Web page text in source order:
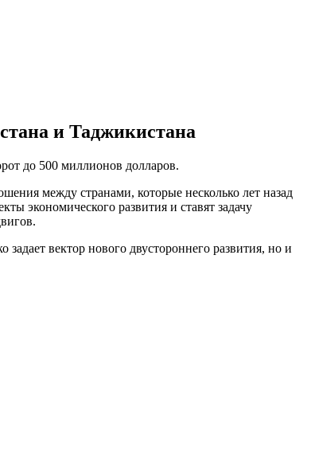
и Таджикистана
до 500 миллионов долларов.
между странами, которые несколько лет назад
экономического развития и ставят задачу
вектор нового двустороннего развития, но и